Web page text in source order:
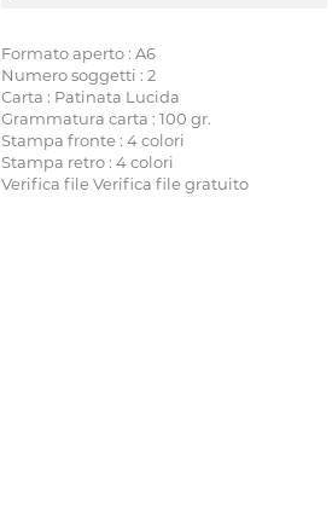
Formato aperto : A6
Numero soggetti : 2
Carta : Patinata Lucida
Grammatura carta : 100 gr.
Stampa fronte : 4 colori
Stampa retro : 4 colori
Verifica file Verifica file gratuito